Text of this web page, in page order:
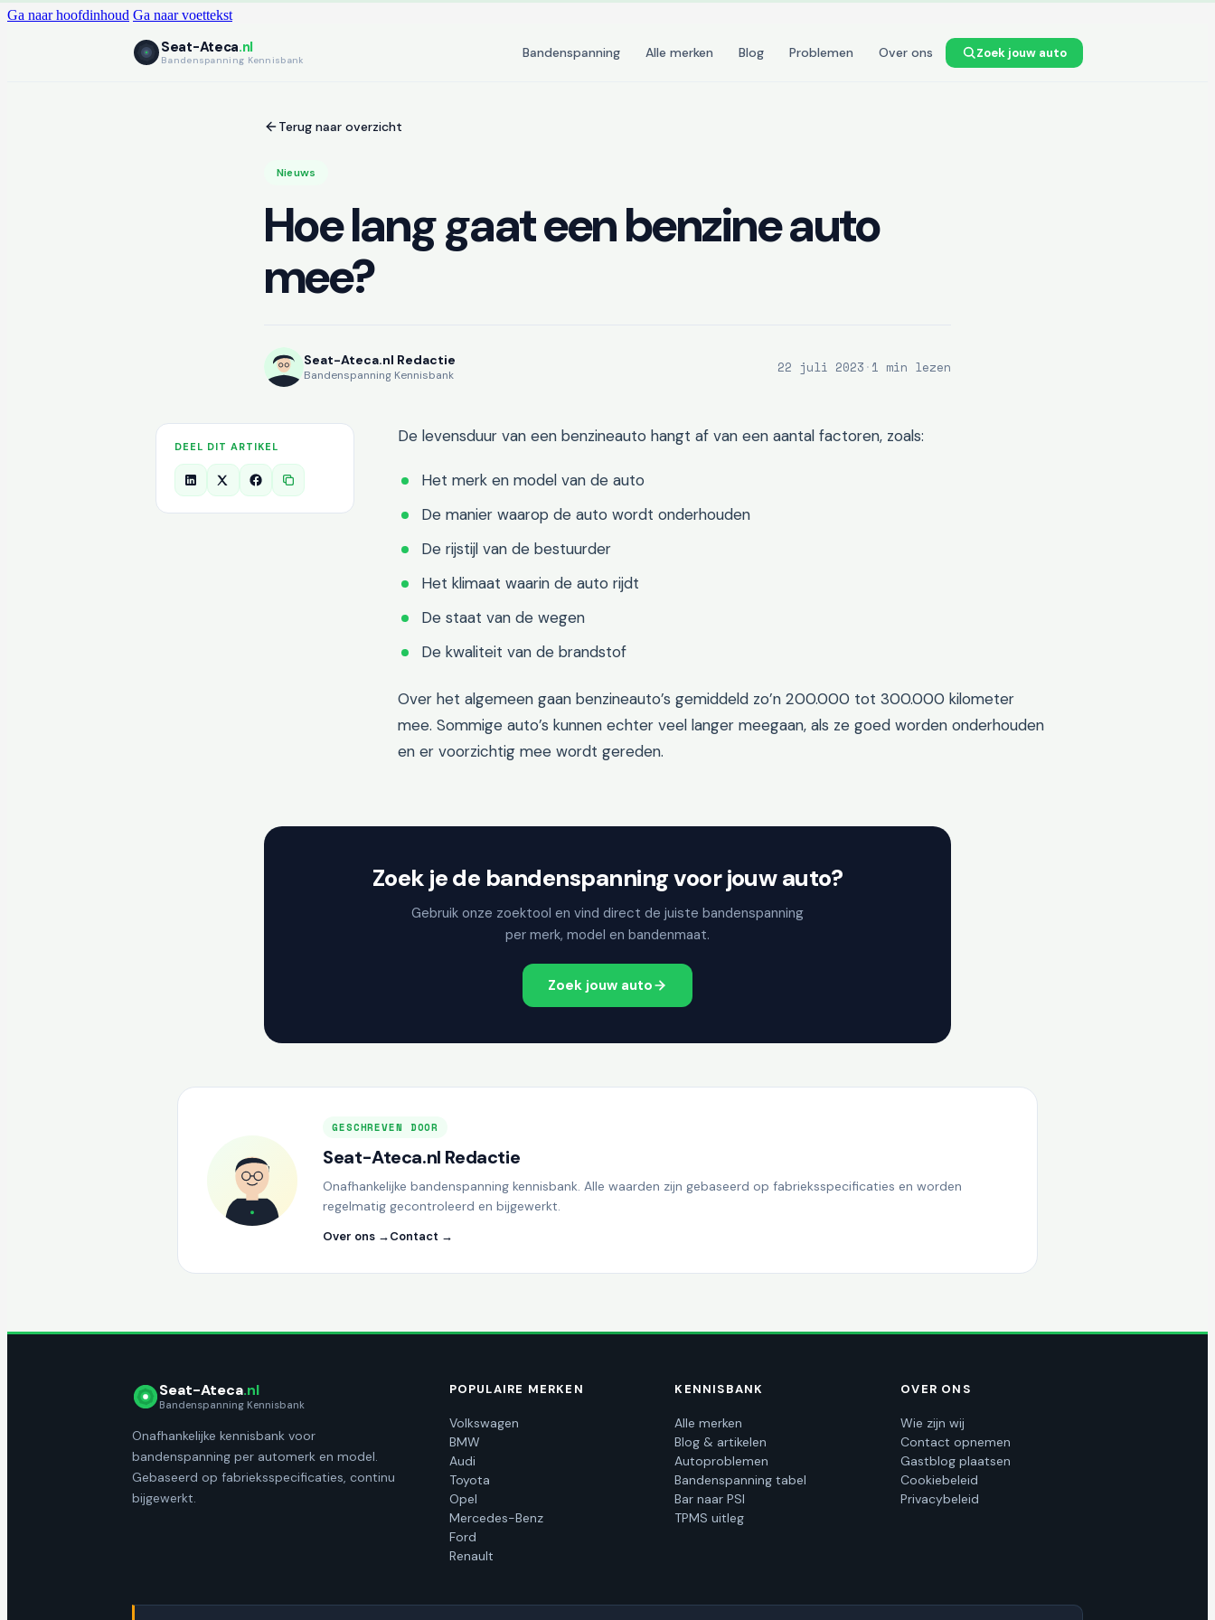
Ga naar hoofdinhoud Ga naar voettekst
Seat-Ateca.nl
Bandenspanning Kennisbank Bandenspanning Alle merken Blog Problemen Over ons Zoek jouw auto
Terug naar overzicht
Nieuws
Hoe lang gaat een benzine auto
mee?
Seat-Ateca.nl Redactie
Bandenspanning Kennisbank 22 juli 2023 · 1 min lezen
DEEL DIT ARTIKEL
De levensduur van een benzineauto hangt af van een aantal factoren, zoals:
Het merk en model van de auto
De manier waarop de auto wordt onderhouden
De rijstijl van de bestuurder
Het klimaat waarin de auto rijdt
De staat van de wegen
De kwaliteit van de brandstof
Over het algemeen gaan benzineauto’s gemiddeld zo’n 200.000 tot 300.000 kilometer
mee. Sommige auto’s kunnen echter veel langer meegaan, als ze goed worden onderhouden
en er voorzichtig mee wordt gereden.
Zoek je de bandenspanning voor jouw auto?
Gebruik onze zoektool en vind direct de juiste bandenspanning
per merk, model en bandenmaat.
Zoek jouw auto
GESCHREVEN DOOR
Seat-Ateca.nl Redactie
Onafhankelijke bandenspanning kennisbank. Alle waarden zijn gebaseerd op fabrieksspecificaties en worden
regelmatig gecontroleerd en bijgewerkt.
Over ons →Contact →
Seat-Ateca.nl
Bandenspanning Kennisbank
Onafhankelijke kennisbank voor
bandenspanning per automerk en model.
Gebaseerd op fabrieksspecificaties, continu
bijgewerkt.
POPULAIRE MERKEN
Volkswagen
BMW
Audi
Toyota
Opel
Mercedes-Benz
Ford
Renault
KENNISBANK
Alle merken
Blog & artikelen
Autoproblemen
Bandenspanning tabel
Bar naar PSI
TPMS uitleg
OVER ONS
Wie zijn wij
Contact opnemen
Gastblog plaatsen
Cookiebeleid
Privacybeleid